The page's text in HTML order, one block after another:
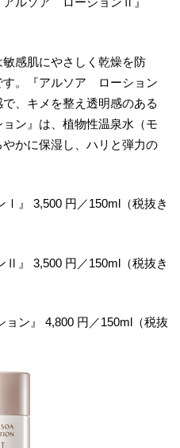
感肌にやさしく乾燥を防
す。『アルソア ローション
、キメを整え透明感のある
ン』は、植物性温泉水（モ
かに保湿し、ハリと弾力の
』 3,500 円／150ml（税抜き
3,500 円／150ml（税抜き
』 4,800 円／150ml（税抜